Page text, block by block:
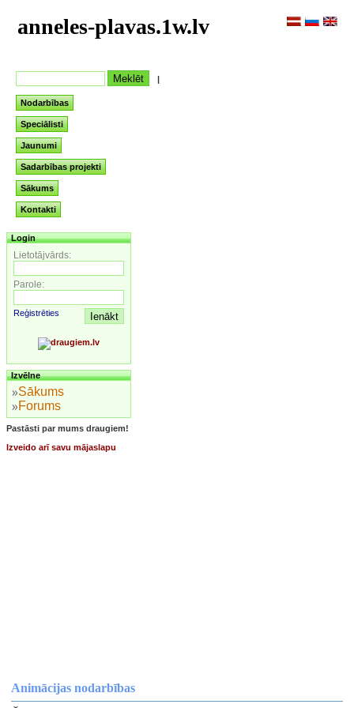
anneles-plavas.1w.lv
|
Nodarbības
Speciālisti
Jaunumi
Sadarbības projekti
Sākums
Kontakti
Login
Lietotājvārds:
Parole:
Reģistrēties
Izvēlne
Sākums
Forums
Pastāsti par mums draugiem!
Izveido arī savu mājaslapu
Animācijas nodarbības